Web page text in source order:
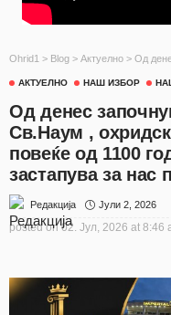
Ohrid1 > Blog > Актуелно > Од денес
АКТУЕЛНО НАШ ИЗБОР
Од денес
Св.Наум ,
повеќе од 1100
застапува за нас
Редакција Јули 2, 2026
posted on 02. Јул, 2026 at 8:46